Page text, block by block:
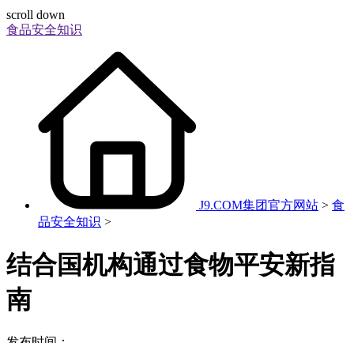
scroll down
食品安全知识
J9.COM集团官方网站 > 食
品安全知识 >
结合国机构通过食物平安新指
南